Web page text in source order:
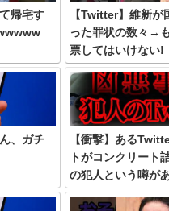
帰宅す
【Twitter】維新が
った罪状の数々→
票してはいけない!
、ガチ
【衝撃】ある
トがコンクリート
の犯人という噂が